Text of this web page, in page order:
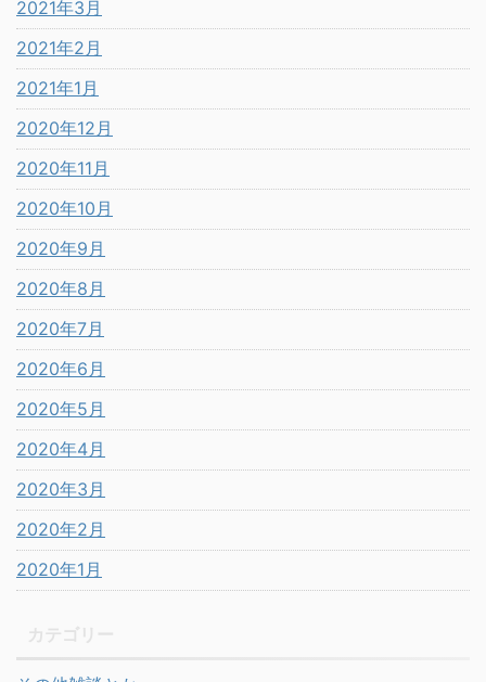
2021年3月
2021年2月
2021年1月
2020年12月
2020年11月
2020年10月
2020年9月
2020年8月
2020年7月
2020年6月
2020年5月
2020年4月
2020年3月
2020年2月
2020年1月